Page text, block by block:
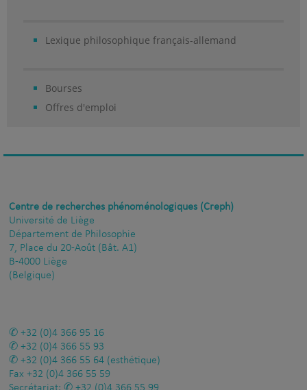
Lexique philosophique français-allemand
Bourses
Offres d'emploi
Centre de recherches phénoménologiques (Creph)
Université de Liège
Département de Philosophie
7, Place du 20-Août (Bât. A1)
B-4000 Liège
(Belgique)
+32 (0)4 366 95 16
+32 (0)4 366 55 93
+32 (0)4 366 55 64 (esthétique)
Fax +32 (0)4 366 55 59